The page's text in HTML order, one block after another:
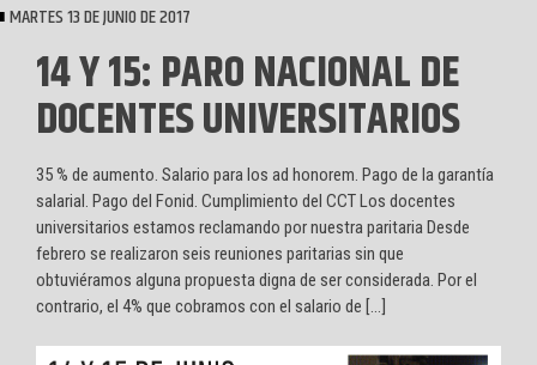
MARTES 13 DE JUNIO DE 2017
14 Y 15: PARO NACIONAL DE
DOCENTES UNIVERSITARIOS
35 % de aumento. Salario para los ad honorem. Pago de la garantía
salarial. Pago del Fonid. Cumplimiento del CCT Los docentes
universitarios estamos reclamando por nuestra paritaria Desde
febrero se realizaron seis reuniones paritarias sin que
obtuviéramos alguna propuesta digna de ser considerada. Por el
contrario, el 4% que cobramos con el salario de […]